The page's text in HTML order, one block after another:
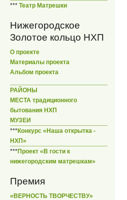
*** Театр Матрешки
Нижегородское
Золотое кольцо НХП
О проекте
Материалы проекта
Альбом проекта
РАЙОНЫ
МЕСТА традиционного
бытования НХП
МУЗЕИ
***Конкурс «Наша открытка -
НХП»
***Проект «В гости к
нижегородским матрешкам»
Премия
«ВЕРНОСТЬ ТВОРЧЕСТВУ»